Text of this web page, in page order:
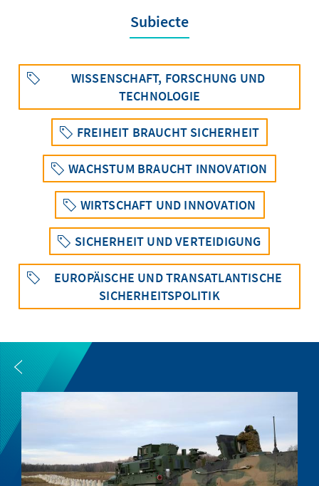
Subiecte
WISSENSCHAFT, FORSCHUNG UND
TECHNOLOGIE
FREIHEIT BRAUCHT SICHERHEIT
WACHSTUM BRAUCHT INNOVATION
WIRTSCHAFT UND INNOVATION
SICHERHEIT UND VERTEIDIGUNG
EUROPÄISCHE UND TRANSATLANTISCHE
SICHERHEITSPOLITIK